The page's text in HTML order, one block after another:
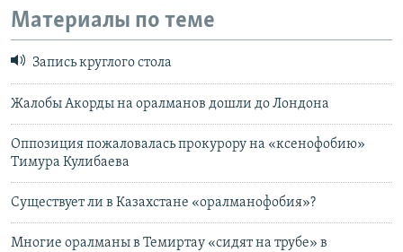
Материалы по теме
Запись круглого стола
Жалобы Акорды на оралманов дошли до Лондона
Оппозиция пожаловалась прокурору на «ксенофобию»
Тимура Кулибаева
Существует ли в Казахстане «оралманофобия»?
Многие оралманы в Темиртау «сидят на трубе» в